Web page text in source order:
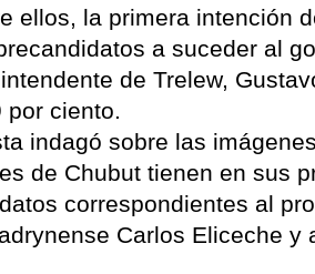
ellos, la primera intención
a suceder al
de Trelew,
por ciento.
indagó sobre las
de Chubut tienen en sus
correspondientes al
Carlos Eliceche y